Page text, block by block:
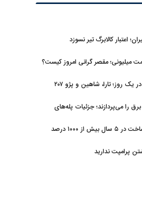
اعتبار کالابرگ تیر نسوزد
ریزش میلیونی قیمت خودرو در یک روز؛ تارا، شاهین و پژو ۲۰۷
را می‌پردازند؛ جزئیات پله‌های
شوک به بازار مسکن؛ هزینه ساخت در ۵ سال بیش از ۱۰۰۰ درصد
پرامپت ندارید